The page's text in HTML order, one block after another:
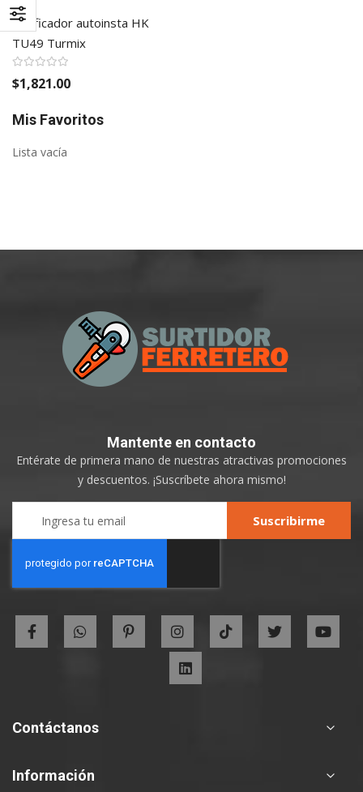
Purificador autoinsta HK
TU49 Turmix
$1,821.00
Mis Favoritos
Lista vacía
Contáctanos
Información
Mantente en contacto
Entérate de primera mano de nuestras atractivas promociones
y descuentos. ¡Suscríbete ahora mismo!
Newsletter:
Suscribirme